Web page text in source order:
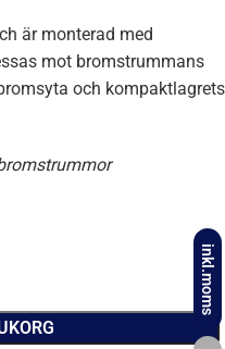
inkl.moms
är monterad med
mot bromstrummans
och kompaktlagrets